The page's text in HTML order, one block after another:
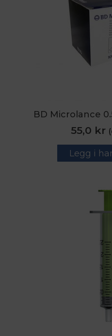
BD Microlance
55,0 kr
Legg i